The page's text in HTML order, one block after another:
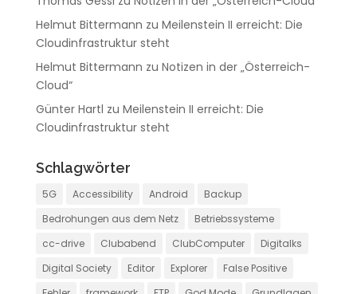
	</div>
	<div class="row">
			<div class="col align-self-center">
			<table class="table table-sm">
				<thead id="IP_Head"></thead>
				<tbody id="IP_Body"></tbody>
		</div>
	</div>
</div>
<script>
	return "<tr><td>" + key + "</td><td>" + value + "</td></tr>"
}
function getLink(text,link) {
Helmut Bittermann zu Meilenstein II erreicht: Die
Cloudinfrastruktur steht
Helmut Bittermann zu Notizen in der „Österreich-
Cloud“
Günter Hartl zu Meilenstein II erreicht: Die
Cloudinfrastruktur steht
Schlagwörter
5G Accessibility Android
Backup
Bedrohungen aus dem Netz
Betriebssysteme
cc-drive
Clubabend ClubComputer
Digitalks
Digital Society
Editor Explorer
False Positive